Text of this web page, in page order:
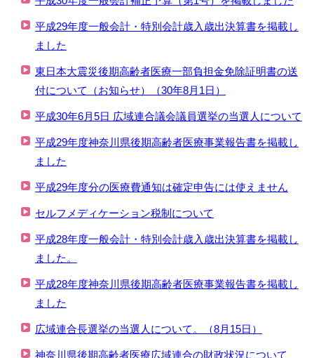
平成29年度一般会計・特別会計歳入歳出決算書を掲載し
ました
東日本大震災後期高齢者医療一部負担金免除証明書の送
付について（お知らせ）（30年8月1日）
平成30年6月5日 広域連合議会議員選挙の当選人について
平成29年度神奈川県後期高齢者医療事業報告書を掲載し
ました
平成29年度分の医療費通知は確定申告には使えません
セルフメディケーション税制について
平成28年度一般会計・特別会計歳入歳出決算書を掲載し
ました。
平成28年度神奈川県後期高齢者医療事業報告書を掲載し
ました
広域連合長選挙の当選人について。（8月15日）
神奈川県後期高齢者医療広域連合の財政状況について